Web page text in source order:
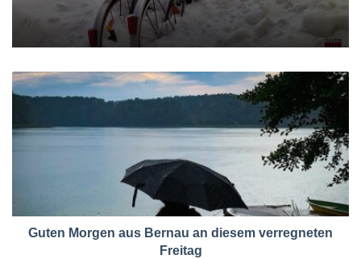
Guten Morgen aus Bernau an diesem verregneten
Freitag